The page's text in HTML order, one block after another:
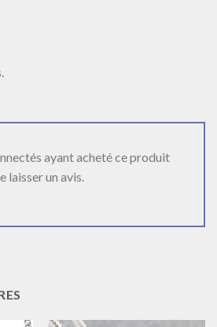
ayant acheté ce produit
un avis.